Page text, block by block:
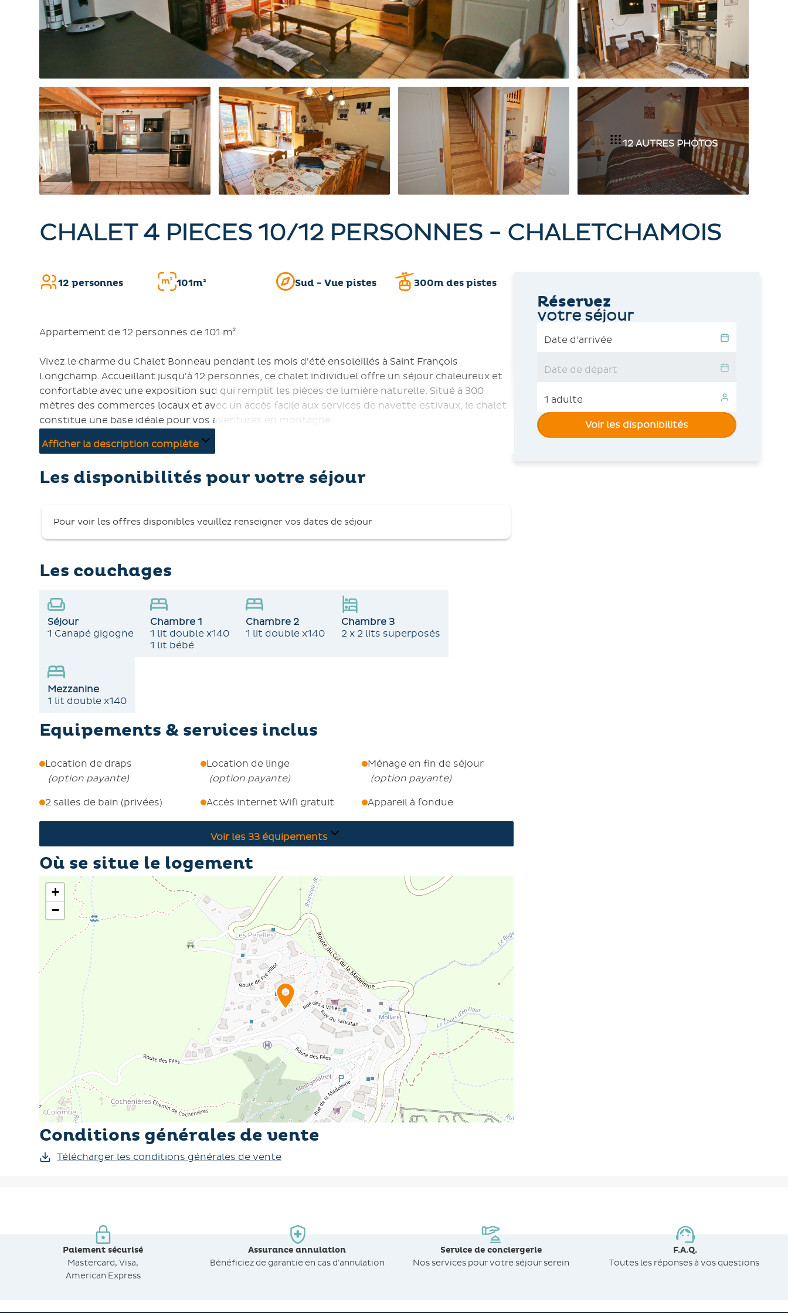
12 AUTRES PHOTOS
CHALET 4 PIECES 10/12 PERSONNES - CHALETCHAMOIS
12 personnes 101m² Sud - Vue pistes 300m des pistes
Appartement de 12 personnes de 101 m²
Vivez le charme du Chalet Bonneau pendant les mois d'été ensoleillés à Saint François
Longchamp. Accueillant jusqu'à 12 personnes, ce chalet individuel offre un séjour chaleureux et
confortable avec une exposition sud qui remplit les pièces de lumière naturelle. Situé à 300
mètres des commerces locaux et avec un accès facile aux services de navette estivaux, le chalet
constitue une base idéale pour vos aventures en montagne.
Savourez un repas sur le balcon équipé de mobilier de jardin et d'un parasol en admirant la vue
quatre chambres, incluant 2 chambres avec un lit double (140 cm), deux ensembles de lits
(bois fourni) garantissent un séjour agréable. Le Wi-Fi gratuit et une sélection de jeux de société
sont disponibles pour les divertissements intérieurs.
La remise des clés se fait à la Centrale de Réservation de St François Longchamp 1650 à partir de
16h le jour de votre arrivée. Un dépôt de garantie de 800€ est requis. Le linge de maison peut
être loué, et l'équipement pour bébé est fourni pour les familles. Des services de ménage
optionnels sont proposés à 220€.
Afficher la description complète
Les disponibilités pour votre séjour
Pour voir les offres disponibles veuillez renseigner vos dates de séjour
Les couchages
Séjour
1 Canapé gigogne
Chambre 1
1 lit double x140
1 lit bébé
Chambre 2
1 lit double x140
Chambre 3
2 x 2 lits superposés
Mezzanine
1 lit double x140
Equipements & services inclus
Location de draps
(option payante)
Location de linge
(option payante)
Ménage en fin de séjour
(option payante)
2 salles de bain (privées) Accès internet Wifi gratuit Appareil à fondue
Voir les 33 équipements
Où se situe le logement
+
−
Conditions générales de vente
Télécharger les conditions générales de vente
Réservez
votre séjour
Voir les disponibilités
Paiement sécurisé
Mastercard, Visa,
American Express
Assurance annulation
Bénéficiez de garantie en cas d'annulation
Service de conciergerie
Nos services pour votre séjour serein
F.A.Q.
Toutes les réponses à vos questions